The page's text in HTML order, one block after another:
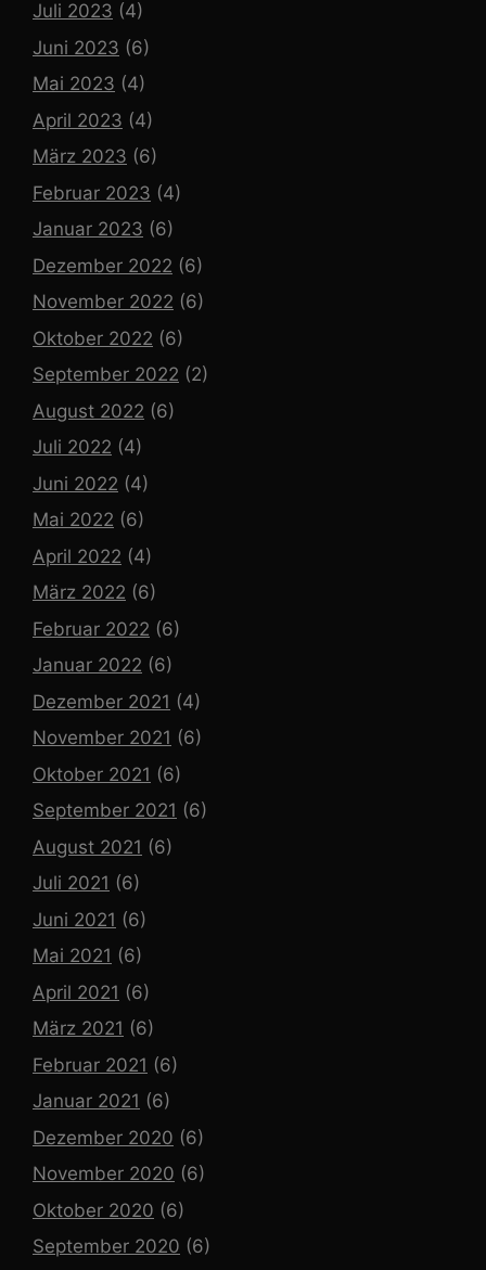
Juli 2023 (4)
Juni 2023 (6)
Mai 2023 (4)
April 2023 (4)
März 2023 (6)
Februar 2023 (4)
Januar 2023 (6)
Dezember 2022 (6)
November 2022 (6)
Oktober 2022 (6)
September 2022 (2)
August 2022 (6)
Juli 2022 (4)
Juni 2022 (4)
Mai 2022 (6)
April 2022 (4)
März 2022 (6)
Februar 2022 (6)
Januar 2022 (6)
Dezember 2021 (4)
November 2021 (6)
Oktober 2021 (6)
September 2021 (6)
August 2021 (6)
Juli 2021 (6)
Juni 2021 (6)
Mai 2021 (6)
April 2021 (6)
März 2021 (6)
Februar 2021 (6)
Januar 2021 (6)
Dezember 2020 (6)
November 2020 (6)
Oktober 2020 (6)
September 2020 (6)